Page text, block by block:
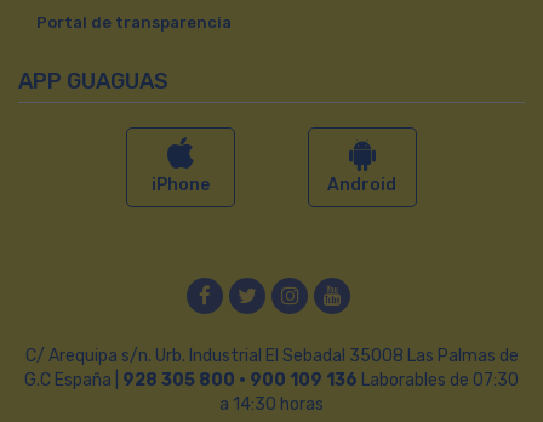
Portal de transparencia
APP GUAGUAS
iPhone Android
FacebookTwitterInstagram
YouTube
C/ Arequipa s/n. Urb. Industrial El Sebadal 35008 Las Palmas de
G.C España | 928 305 800 · 900 109 136 Laborables de 07:30
a 14:30 horas